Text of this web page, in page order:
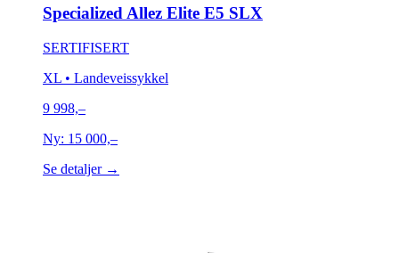
Specialized Allez Elite E5 SLX
SERTIFISERT
XL • Landeveissykkel
9 998,–
Ny: 15 000,–
Se detaljer →